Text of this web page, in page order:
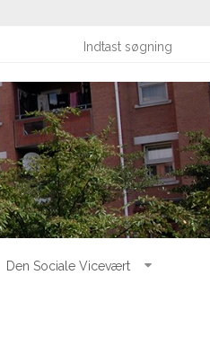
Den Sociale Vicevært